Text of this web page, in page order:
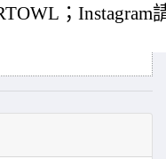
；Instagram